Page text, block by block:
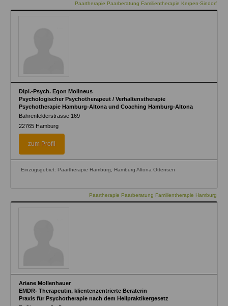
Paartherapie Paarberatung Familientherapie Kerpen-Sindorf
Dipl.-Psych. Egon Molineus
Psychologischer Psychotherapeut / Verhaltenstherapie
Psychotherapie Hamburg-Altona und Coaching Hamburg-Altona
Bahrenfelderstrasse 169
22765 Hamburg
zum Profil
Einzugsgebiet: Paartherapie Hamburg, Hamburg Altona Ottensen
Paartherapie Paarberatung Familientherapie Hamburg
Ariane Mollenhauer
EMDR- Therapeutin, klientenzentrierte Beraterin
Praxis für Psychotherapie nach dem Heilpraktikergesetz